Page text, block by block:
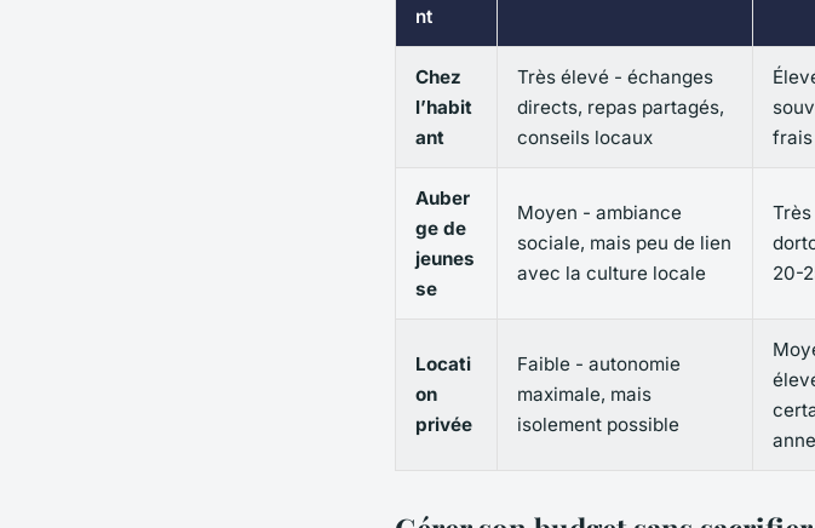
nt
Chez
l’habit
ant
Très élevé - échanges
directs, repas partagés,
conseils locaux
Auber
ge de
jeunes
se
Moyen - ambiance
sociale, mais peu de lien
avec la culture locale
20-
Locati
on
privée
Faible - autonomie
maximale, mais
isolement possible